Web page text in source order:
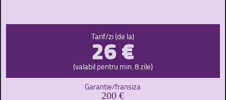
Tarif/zi (de la)
26 €
(valabil pentru min. 8 zile)
Garantie/fransiza
200 €